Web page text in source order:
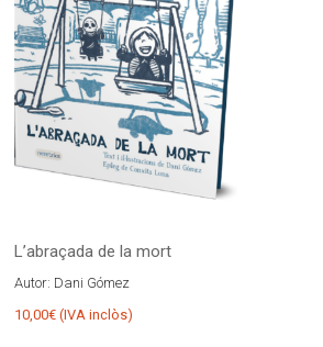
L’abraçada de la mort
Autor: Dani Gómez
10,00€ (IVA inclòs)